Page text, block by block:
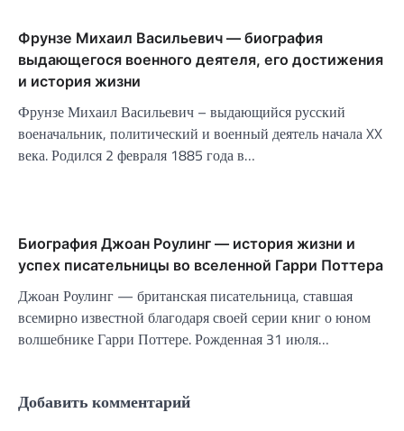
Фрунзе Михаил Васильевич — биография
выдающегося военного деятеля, его достижения
и история жизни
Фрунзе Михаил Васильевич – выдающийся русский
военачальник, политический и военный деятель начала XX
века. Родился 2 февраля 1885 года в…
Биография Джоан Роулинг — история жизни и
успех писательницы во вселенной Гарри Поттера
Джоан Роулинг — британская писательница, ставшая
всемирно известной благодаря своей серии книг о юном
волшебнике Гарри Поттере. Рожденная 31 июля…
Добавить комментарий